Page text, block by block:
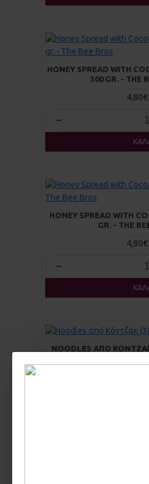
HONEY SPREAD WITH
300 GR. - THE
4,80€
−
HONEY SPREAD WITH
GR. - THE
4,80€
−
NOODLES ΑΠΌ